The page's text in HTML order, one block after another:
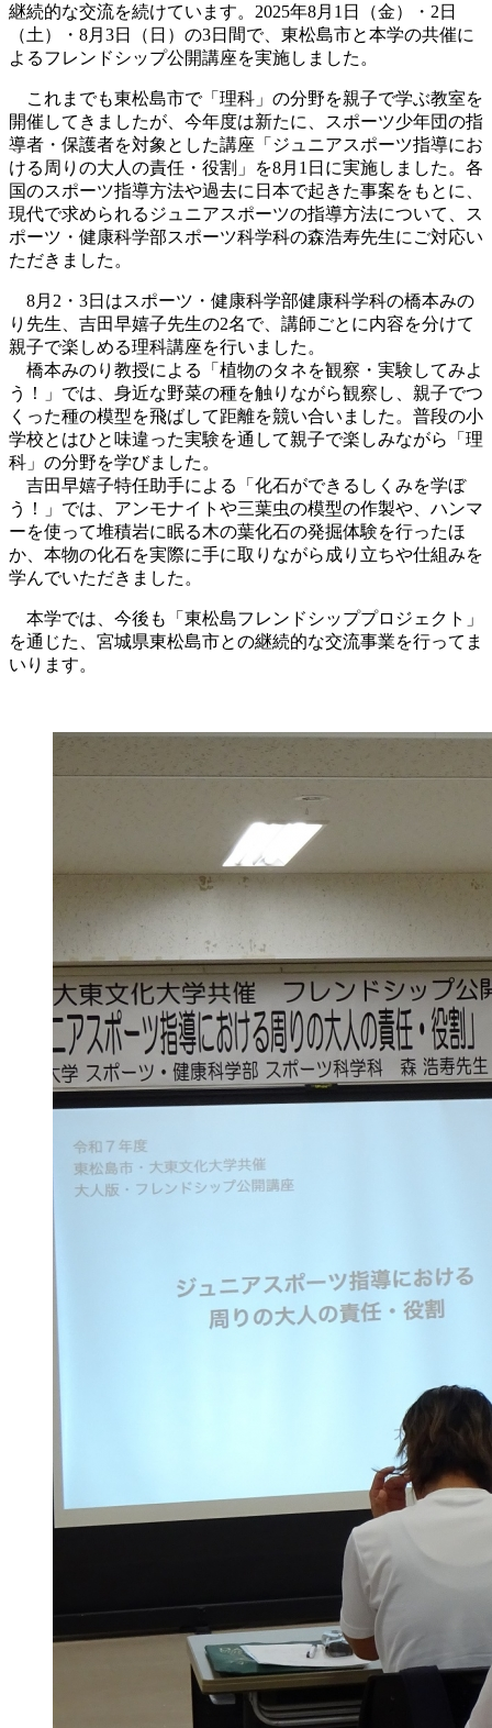
継続的な交流を続けています。2025年8月1日（金）・2日
（土）・8月3日（日）の3日間で、東松島市と本学の共催に
よるフレンドシップ公開講座を実施しました。
これまでも東松島市で「理科」の分野を親子で学ぶ教室を
開催してきましたが、今年度は新たに、スポーツ少年団の指
導者・保護者を対象とした講座「ジュニアスポーツ指導にお
ける周りの大人の責任・役割」を8月1日に実施しました。各
国のスポーツ指導方法や過去に日本で起きた事案をもとに、
現代で求められるジュニアスポーツの指導方法について、ス
ポーツ・健康科学部スポーツ科学科の森浩寿先生にご対応い
ただきました。
8月2・3日はスポーツ・健康科学部健康科学科の橋本みの
り先生、吉田早嬉子先生の2名で、講師ごとに内容を分けて
親子で楽しめる理科講座を行いました。
橋本みのり教授による「植物のタネを観察・実験してみよ
う！」では、身近な野菜の種を触りながら観察し、親子でつ
くった種の模型を飛ばして距離を競い合いました。普段の小
学校とはひと味違った実験を通して親子で楽しみながら「理
科」の分野を学びました。
吉田早嬉子特任助手による「化石ができるしくみを学ぼ
う！」では、アンモナイトや三葉虫の模型の作製や、ハンマ
ーを使って堆積岩に眠る木の葉化石の発掘体験を行ったほ
か、本物の化石を実際に手に取りながら成り立ちや仕組みを
学んでいただきました。
本学では、今後も「東松島フレンドシッププロジェクト」
を通じた、宮城県東松島市との継続的な交流事業を行ってま
いります。